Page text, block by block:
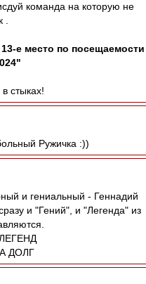
команда на которую не
е место по посещаемости
стыках!
Ружичка :))
и гениальный - Геннадий
и "Гений", и "Легенда" из
ДОЛГ